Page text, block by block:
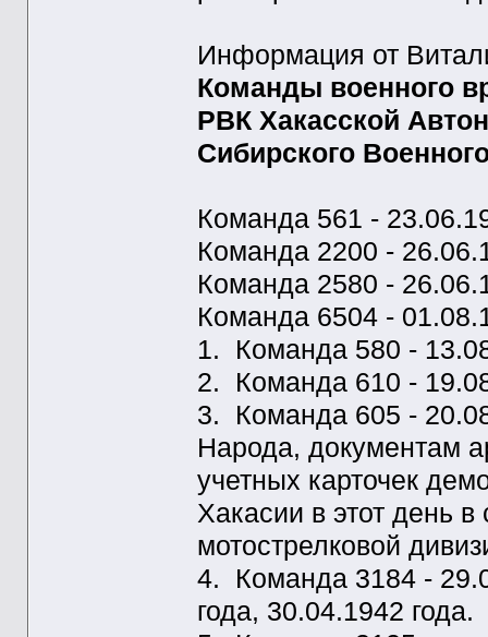
Информация от
Команды военного
РВК Хакасской
Сибирского
Команда 561 -
Команда 2200 -
Команда 2580 -
Команда 6504 -
1. Команда 580 -
2. Команда 610 -
3. Команда 605 -
Народа, документам
учетных карточек
Хакасии в этот день
мотострелковой
4. Команда 3184 -
года, 30.04.1942 года.